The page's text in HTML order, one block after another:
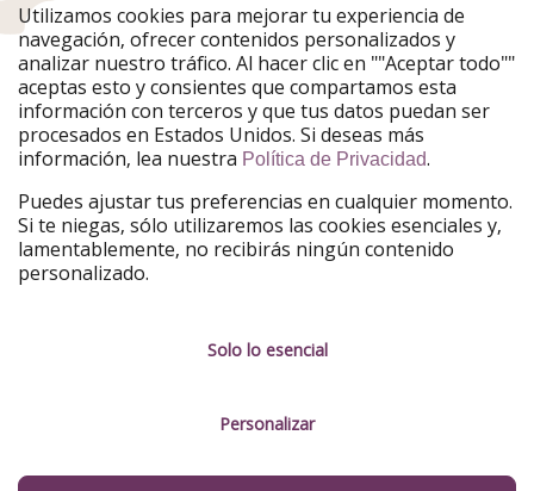
PiratinViaggio
HolidayPirates
VakantiePiraten
WakacyjniPiraci
VoyagesPirates
Ferienpiraten
Urlaubspiraten
Urlaubspiraten
TravelPirates
Nuestro grupo
HolidayPirates Group
Conócenos mejor
Sobre ViajerosPiratas
Sostenibilidad
Información legal
Gestionar servicios
Utilizamos cookies para mejorar tu experiencia de
navegación, ofrecer contenidos personalizados y
analizar nuestro tráfico. Al hacer clic en ""Aceptar todo""
aceptas esto y consientes que compartamos esta
información con terceros y que tus datos puedan ser
procesados en Estados Unidos. Si deseas más
información, lea nuestra Política de Privacidad.
Puedes ajustar tus preferencias en cualquier momento.
Si te niegas, sólo utilizaremos las cookies esenciales y,
lamentablemente, no recibirás ningún contenido
personalizado.
Solo lo esencial
Personalizar